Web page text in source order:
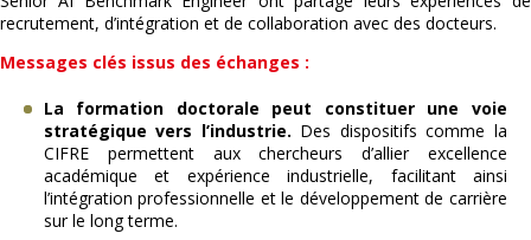
recrutement, d’intégration et de collaboration avec des docteurs.
Messages clés issus des échanges :
La formation doctorale peut constituer une voie
stratégique vers l’industrie. Des dispositifs comme la
CIFRE permettent aux chercheurs d’allier excellence
académique et expérience industrielle, facilitant ainsi
l’intégration professionnelle et le développement de carrière
sur le long terme.